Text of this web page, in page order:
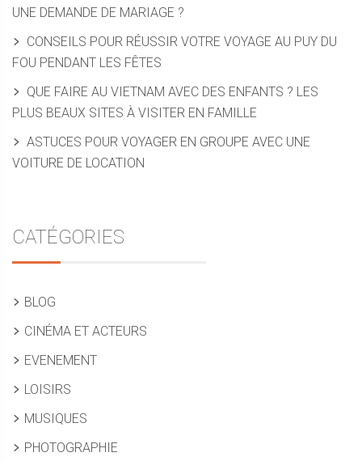
UNE DEMANDE DE MARIAGE ?
CONSEILS POUR RÉUSSIR VOTRE VOYAGE AU PUY DU
FOU PENDANT LES FÊTES
QUE FAIRE AU VIETNAM AVEC DES ENFANTS ? LES
PLUS BEAUX SITES À VISITER EN FAMILLE
ASTUCES POUR VOYAGER EN GROUPE AVEC UNE
VOITURE DE LOCATION
CATÉGORIES
BLOG
CINÉMA ET ACTEURS
EVENEMENT
LOISIRS
MUSIQUES
PHOTOGRAPHIE